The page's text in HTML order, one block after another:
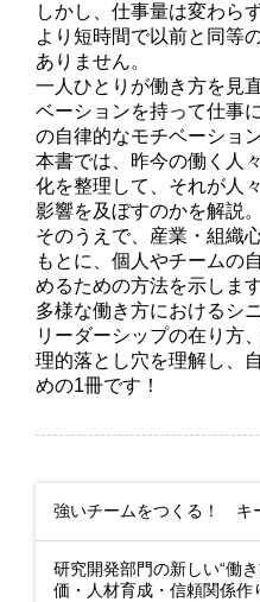
しかし、仕事量は変わら
より短時間で以前と同等
ありません。
一人ひとりが働き方を見
ベーションを持って仕事
の自律的なモチベーショ
本書では、昨今の働く人
化を整理して、それが人
影響を及ぼすのかを解説。
そのうえで、産業・組織
もとに、個人やチームの
めるための方法を示します
多様な働き方におけるシ
リーダーシップの在り方
理的落とし穴を理解し、
めの1冊です！
強いチームをつくる！ キ
研究開発部門の新しい“働
価・人材育成・信頼関係作